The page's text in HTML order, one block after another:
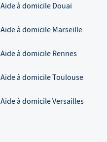
Aide à domicile Douai
Aide à domicile Marseille
Aide à domicile Rennes
Aide à domicileToulouse
Aide à domicileVersailles